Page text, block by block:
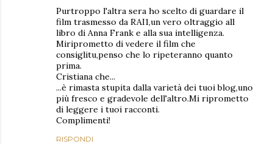
Purtroppo l'altra sera ho scelto di guardare il
film trasmesso da RAI1,un vero oltraggio all
libro di Anna Frank e alla sua intelligenza.
Miriprometto di vedere il film che
consiglitu,penso che lo ripeteranno quanto
prima.
Cristiana che...
...è rimasta stupita dalla varietà dei tuoi blog,uno
più fresco e gradevole dell'altro.Mi riprometto
di leggere i tuoi racconti.
Complimenti!
RISPONDI